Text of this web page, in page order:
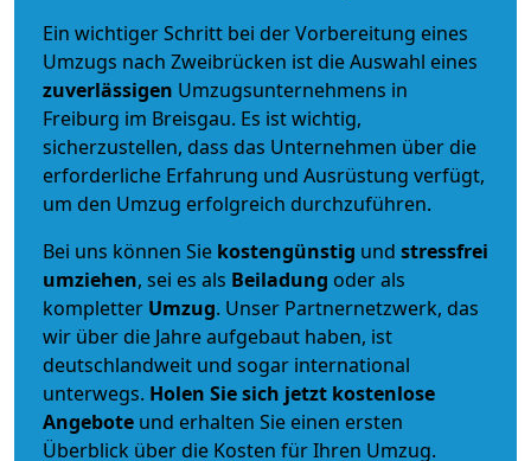
Ein wichtiger Schritt bei der Vorbereitung eines
Umzugs nach Zweibrücken ist die Auswahl eines
zuverlässigen Umzugsunternehmens in
Freiburg im Breisgau. Es ist wichtig,
sicherzustellen, dass das Unternehmen über die
erforderliche Erfahrung und Ausrüstung verfügt,
um den Umzug erfolgreich durchzuführen.
Bei uns können Sie kostengünstig und stressfrei
umziehen, sei es als Beiladung oder als
kompletter Umzug. Unser Partnernetzwerk, das
wir über die Jahre aufgebaut haben, ist
deutschlandweit und sogar international
unterwegs. Holen Sie sich jetzt kostenlose
Angebote und erhalten Sie einen ersten
Überblick über die Kosten für Ihren Umzug.